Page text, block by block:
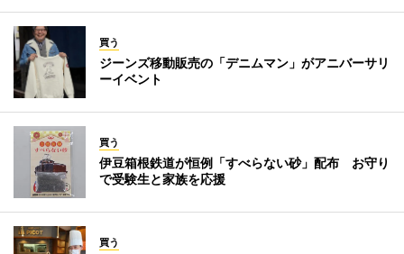
買う
ジーンズ移動販売の「デニムマン」がアニバーサリ
ーイベント
買う
伊豆箱根鉄道が恒例「すべらない砂」配布 お守り
で受験生と家族を応援
買う